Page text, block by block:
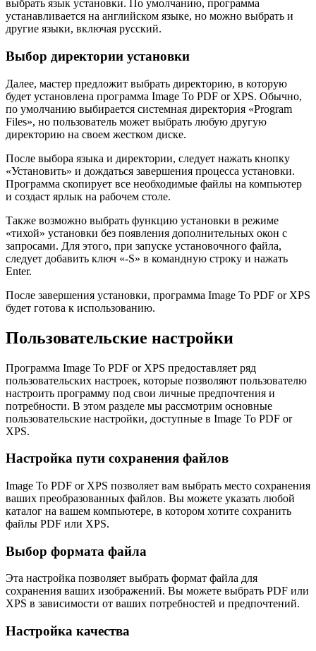
выбрать язык установки. По умолчанию, программа
устанавливается на английском языке, но можно выбрать и
другие языки, включая русский.
Выбор директории установки
Далее, мастер предложит выбрать директорию, в которую
будет установлена программа Image To PDF or XPS. Обычно,
по умолчанию выбирается системная директория «Program
Files», но пользователь может выбрать любую другую
директорию на своем жестком диске.
После выбора языка и директории, следует нажать кнопку
«Установить» и дождаться завершения процесса установки.
Программа скопирует все необходимые файлы на компьютер
и создаст ярлык на рабочем столе.
Также возможно выбрать функцию установки в режиме
«тихой» установки без появления дополнительных окон с
запросами. Для этого, при запуске установочного файла,
следует добавить ключ «-S» в командную строку и нажать
Enter.
После завершения установки, программа Image To PDF or XPS
будет готова к использованию.
Пользовательские настройки
Программа Image To PDF or XPS предоставляет ряд
пользовательских настроек, которые позволяют пользователю
настроить программу под свои личные предпочтения и
потребности. В этом разделе мы рассмотрим основные
пользовательские настройки, доступные в Image To PDF or
XPS.
Настройка пути сохранения файлов
Image To PDF or XPS позволяет вам выбрать место сохранения
ваших преобразованных файлов. Вы можете указать любой
каталог на вашем компьютере, в котором хотите сохранить
файлы PDF или XPS.
Выбор формата файла
Эта настройка позволяет выбрать формат файла для
сохранения ваших изображений. Вы можете выбрать PDF или
XPS в зависимости от ваших потребностей и предпочтений.
Настройка качества